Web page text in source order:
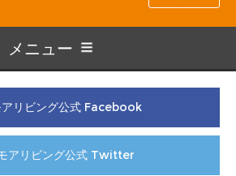
メニュー
アリビング公式 Facebook
アリビング公式 Twitter